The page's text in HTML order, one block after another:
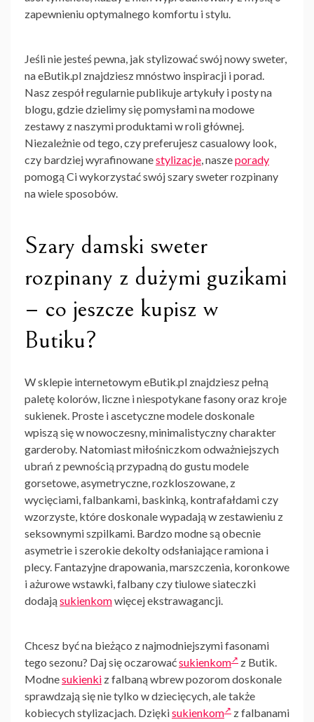
zapewnieniu optymalnego komfortu i stylu.
Jeśli nie jesteś pewna, jak stylizować swój nowy sweter,
na eButik.pl znajdziesz mnóstwo inspiracji i porad.
Nasz zespół regularnie publikuje artykuły i posty na
blogu, gdzie dzielimy się pomysłami na modowe
zestawy z naszymi produktami w roli głównej.
Niezależnie od tego, czy preferujesz casualowy look,
czy bardziej wyrafinowanestylizacje, naszeporady
pomogą Ci wykorzystać swój szary sweter rozpinany
na wiele sposobów.
Szary damski sweter
rozpinany z dużymi guzikami
– co jeszcze kupisz w
Butiku?
W sklepie internetowym eButik.pl znajdziesz pełną
paletę kolorów, liczne i niespotykane fasony oraz kroje
sukienek. Proste i ascetyczne modele doskonale
wpiszą się w nowoczesny, minimalistyczny charakter
garderoby. Natomiast miłośniczkom odważniejszych
ubrań z pewnością przypadną do gustu modele
gorsetowe, asymetryczne, rozkloszowane, z
wycięciami, falbankami, baskinką, kontrafałdami czy
wzorzyste, które doskonale wypadają w zestawieniu z
seksownymi szpilkami. Bardzo modne są obecnie
asymetrie i szerokie dekolty odsłaniające ramiona i
plecy. Fantazyjne drapowania, marszczenia, koronkowe
i ażurowe wstawki, falbany czy tiulowe siateczki
dodająsukienkomwięcej ekstrawagancji.
Chcesz być na bieżąco z najmodniejszymi fasonami
tego sezonu? Daj się oczarowaćsukienkom
z Butik.
Modnesukienki z falbaną wbrew pozorom doskonale
sprawdzają się nie tylko w dziecięcych, ale także
kobiecych stylizacjach. Dziękisukienkom
z falbanami